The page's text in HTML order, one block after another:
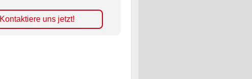
Kontaktiere uns jetzt!